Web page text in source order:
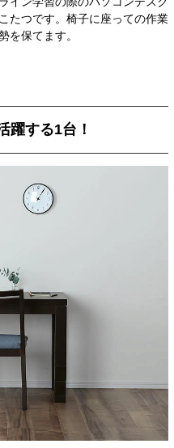
たつです。椅子に座っての作業
を保てます。
躍する1台！